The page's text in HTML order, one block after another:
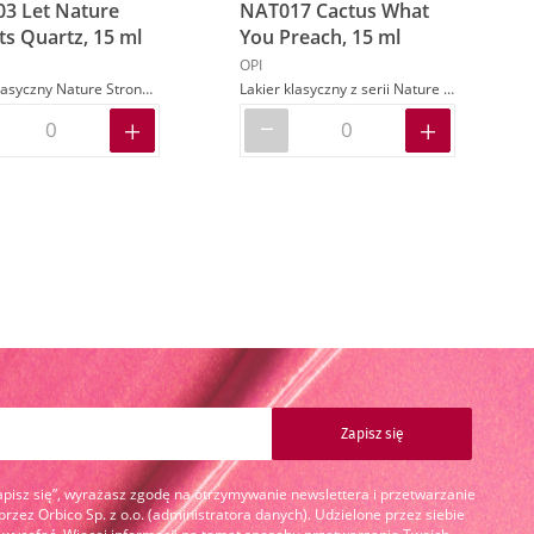
Let Nature
Quartz, 15 ml
Lakier klasyczny Nature Strong w kolorze różowym
NAT017 Cactus What
You Preach, 15 ml
OPI
Lakier klasyczny z serii Nature Strong w kolorze niebieskim
Zapisz się
się”, wyrażasz zgodę na otrzymywanie newslettera i przetwarzanie
Orbico Sp. z o.o. (administratora danych). Udzielone przez siebie